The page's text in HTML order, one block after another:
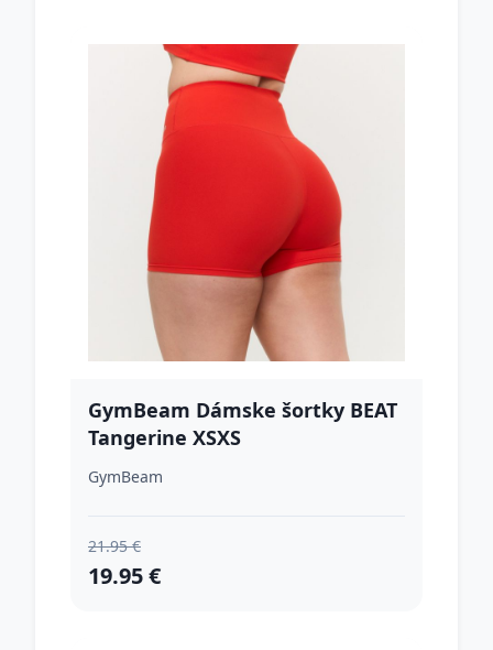
GymBeam Dámske šortky BEAT
Tangerine XSXS
GymBeam
21.95 €
19.95 €